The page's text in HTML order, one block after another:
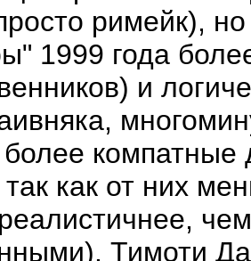
римейк),
1999 года
и
компатные
как от них
Тимоти